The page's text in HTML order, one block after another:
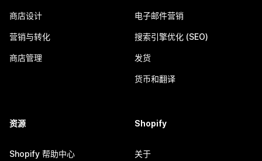
商店设计
营销与转化
商店管理
电子邮件营销
搜索引擎优化 (SEO)
发货
货币和翻译
资源
Shopify 帮助中心
Shopify
关于